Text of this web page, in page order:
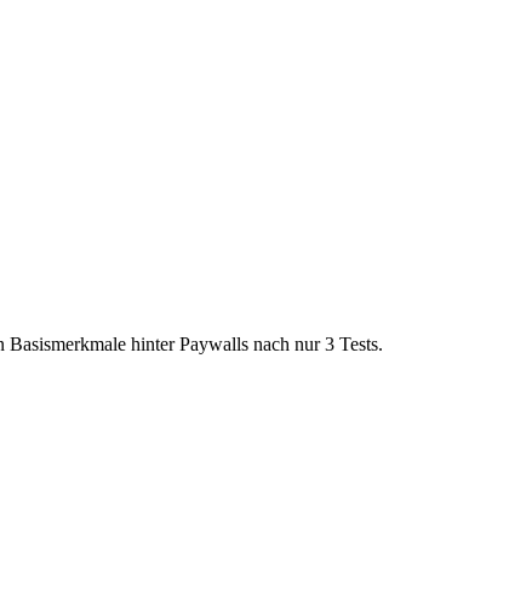
hinter Paywalls nach nur 3 Tests.